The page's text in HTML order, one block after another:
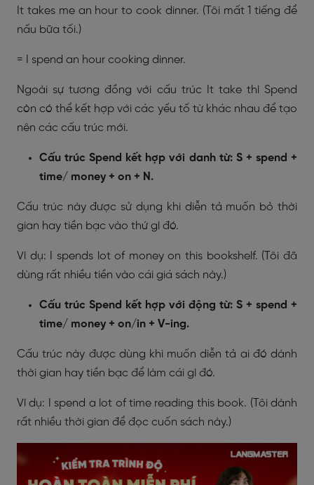
It takes me an hour to cook dinner. (Tôi mất 1 tiếng để
nấu bữa tối.)
= I spend an hour cooking dinner.
Ngoài sự tương đồng với cấu trúc It take thì Spend
còn có thể kết hợp với các yếu tố từ khác nhau để tạo
nên các cấu trúc mới.
Cấu trúc Spend kết hợp với danh từ: S + spend +
time/ money + on + N.
Cấu trúc này được sử dụng khi diễn tả muốn bỏ thời
gian hay tiền bạc vào thứ gì đó.
Ví dụ: I spends lot of money on this bookshelf. (Tôi đã
dùng rất nhiều tiền vào cái giá sách này.)
Cấu trúc Spend kết hợp với động từ: S + spend +
time/ money + on/in + V-ing.
Cấu trúc này được dùng khi muốn diễn tả ai đó dành
thời gian hay tiền bạc để làm cái gì đó.
Ví dụ: I spend a lot of time reading this book. (Tôi dành
rất nhiều thời gian để đọc cuốn sách này.)